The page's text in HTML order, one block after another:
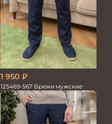
1 950 ₽
125469-567 Брюки мужские